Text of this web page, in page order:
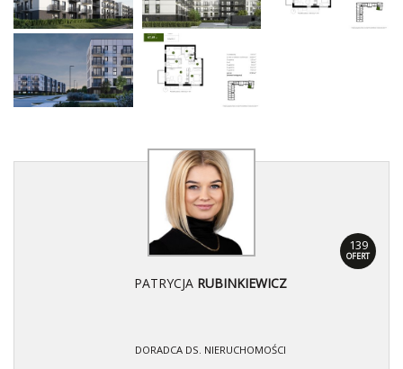
139
OFERT
PATRYCJA RUBINKIEWICZ
DORADCA DS. NIERUCHOMOŚCI